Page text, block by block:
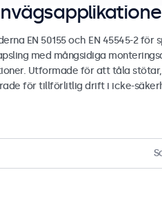
EN 50155 och EN 45545-2 för
med mångsidiga
Utformade för att tåla
för tillförlitlig drift i icke-